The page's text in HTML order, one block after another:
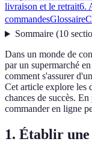
livraison et le retrait6.
commandesGlossaire
Sommaire(10
Dans un monde de
par un supermarché
comment s'assurer
Cet article explore les
chances de succès.
commander en ligne
1. Établir une